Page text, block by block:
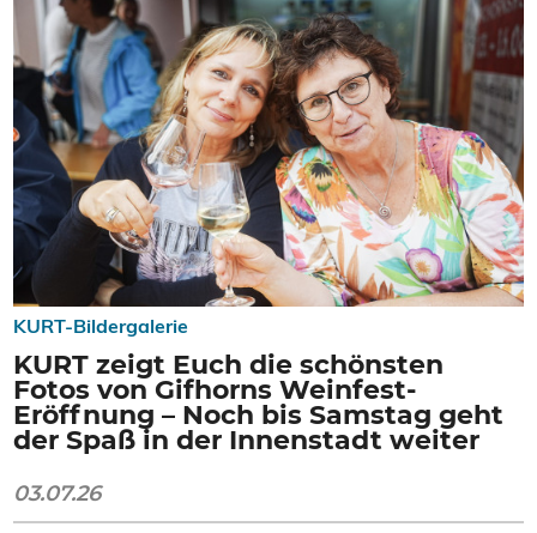
KURT-Bildergalerie
KURT zeigt Euch die schönsten
Fotos von Gifhorns Weinfest-
Eröffnung – Noch bis Samstag geht
der Spaß in der Innenstadt weiter
03.07.26